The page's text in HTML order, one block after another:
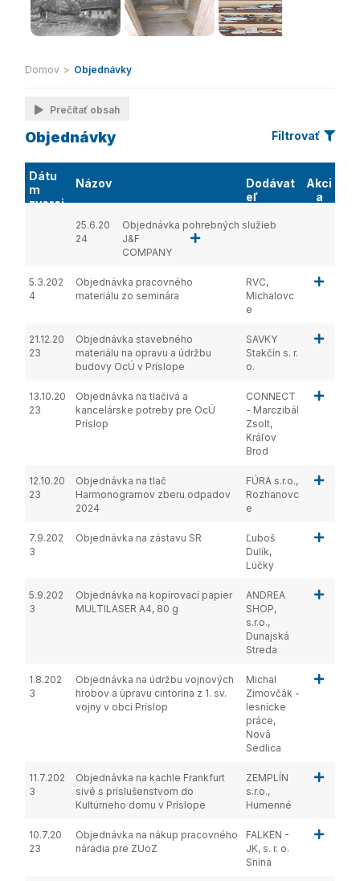
Domov > Objednávky
Prečítať obsah
Objednávky Filtrovať
Dátu
m
zverej
Názov
Dodávat
eľ
Akci
a
25.6.20
24
Objednávka pohrebných služieb
J&F
COMPANY
5.3.202
4
Objednávka pracovného
materiálu zo seminára
RVC,
Michalovc
e
21.12.20
23
Objednávka stavebného
materiálu na opravu a údržbu
budovy OcÚ v Príslope
SAVKY
Stakčín s. r.
o.
13.10.20
23
Objednávka na tlačivá a
kancelárske potreby pre OcÚ
Príslop
CONNECT
- Marczibál
Zsolt,
Kráľov
Brod
12.10.20
23
Objednávka na tlač
Harmonogramov zberu odpadov
2024
FÚRA s.r.o.,
Rozhanovc
e
7.9.202
3
Objednávka na zástavu SR
Ľuboš
Dulík,
Lúčky
5.9.202
3
Objednávka na kopírovací papier
MULTILASER A4, 80 g
ANDREA
SHOP,
s.r.o.,
Dunajská
Streda
1.8.202
3
Objednávka na údržbu vojnových
hrobov a úpravu cintorína z 1. sv.
vojny v obci Príslop
Michal
Zimovčák -
lesnícke
práce,
Nová
Sedlica
11.7.202
3
Objednávka na kachle Frankfurt
sivé s príslušenstvom do
Kultúrneho domu v Príslope
ZEMPLÍN
s.r.o.,
Humenné
10.7.20
23
Objednávka na nákup pracovného
náradia pre ZUoZ
FALKEN -
JK, s. r. o.
Snina